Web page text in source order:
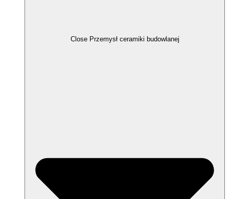
Close Przemysł ceramiki budowlanej